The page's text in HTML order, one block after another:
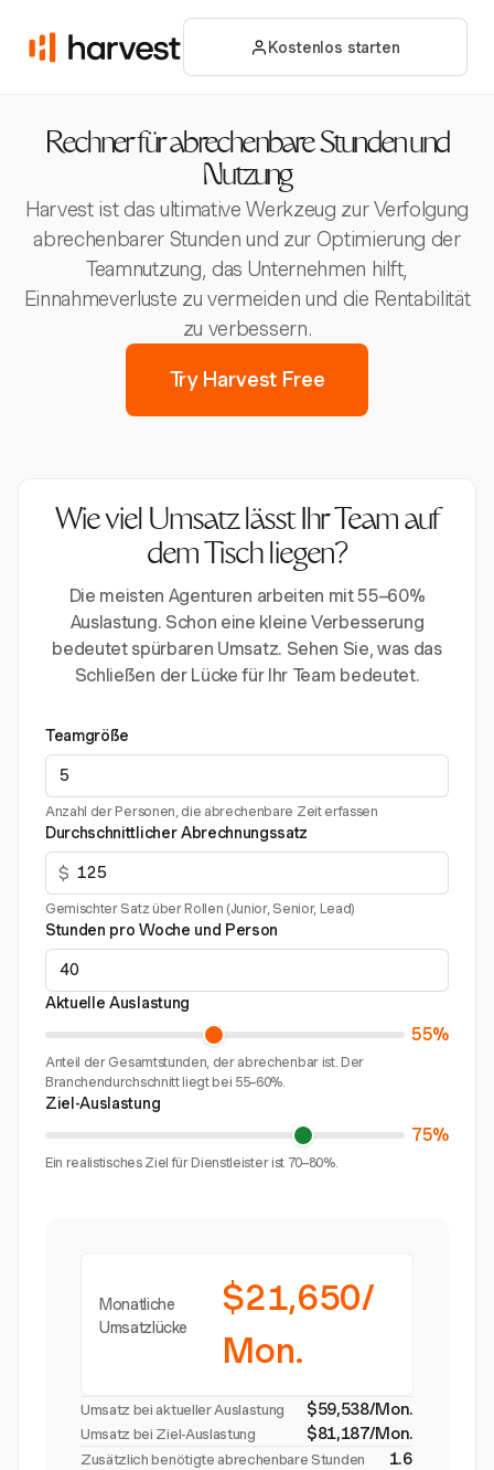
Kostenlos starten
Rechner für abrechenbare Stunden und
Nutzung
Harvest ist das ultimative Werkzeug zur Verfolgung
abrechenbarer Stunden und zur Optimierung der
Teamnutzung, das Unternehmen hilft,
Einnahmeverluste zu vermeiden und die Rentabilität
zu verbessern.
Try Harvest Free
Wie viel Umsatz lässt Ihr Team auf
dem Tisch liegen?
Die meisten Agenturen arbeiten mit 55–60%
Auslastung. Schon eine kleine Verbesserung
bedeutet spürbaren Umsatz. Sehen Sie, was das
Schließen der Lücke für Ihr Team bedeutet.
Teamgröße
Anzahl der Personen, die abrechenbare Zeit erfassen
Durchschnittlicher Abrechnungssatz
$
Gemischter Satz über Rollen (Junior, Senior, Lead)
Stunden pro Woche und Person
Aktuelle Auslastung
55%
Anteil der Gesamtstunden, der abrechenbar ist. Der
Branchendurchschnitt liegt bei 55–60%.
Ziel-Auslastung
75%
Ein realistisches Ziel für Dienstleister ist 70–80%.
Monatliche
Umsatzlücke
$21,650/
Mon.
Umsatz bei aktueller Auslastung $59,538/Mon.
Umsatz bei Ziel-Auslastung $81,187/Mon.
Zusätzlich benötigte abrechenbare Stunden
1.6